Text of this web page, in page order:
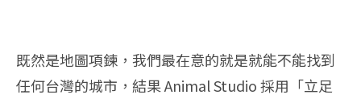
既然是地圖項鍊，我們最在意的就是就能不能找到
任何台灣的城市，結果 Animal Studio 採用「立足